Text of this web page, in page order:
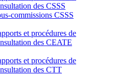
des CSSS
commissions CSSS
et procédures de
des CEATE
et procédures de
des CTT